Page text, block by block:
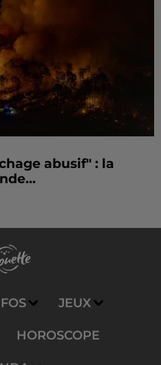
abusif" : la
JEUX
HOROSCOPE